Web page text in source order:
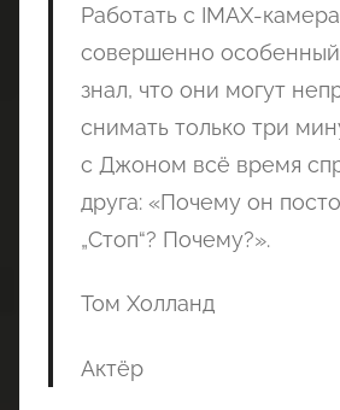
Работать с IMAX-
совершенно
знал, что они могут
снимать только три
с Джоном всё время
друга: «Почему он
„Стоп“? Почему?».
Том Холланд
Актёр